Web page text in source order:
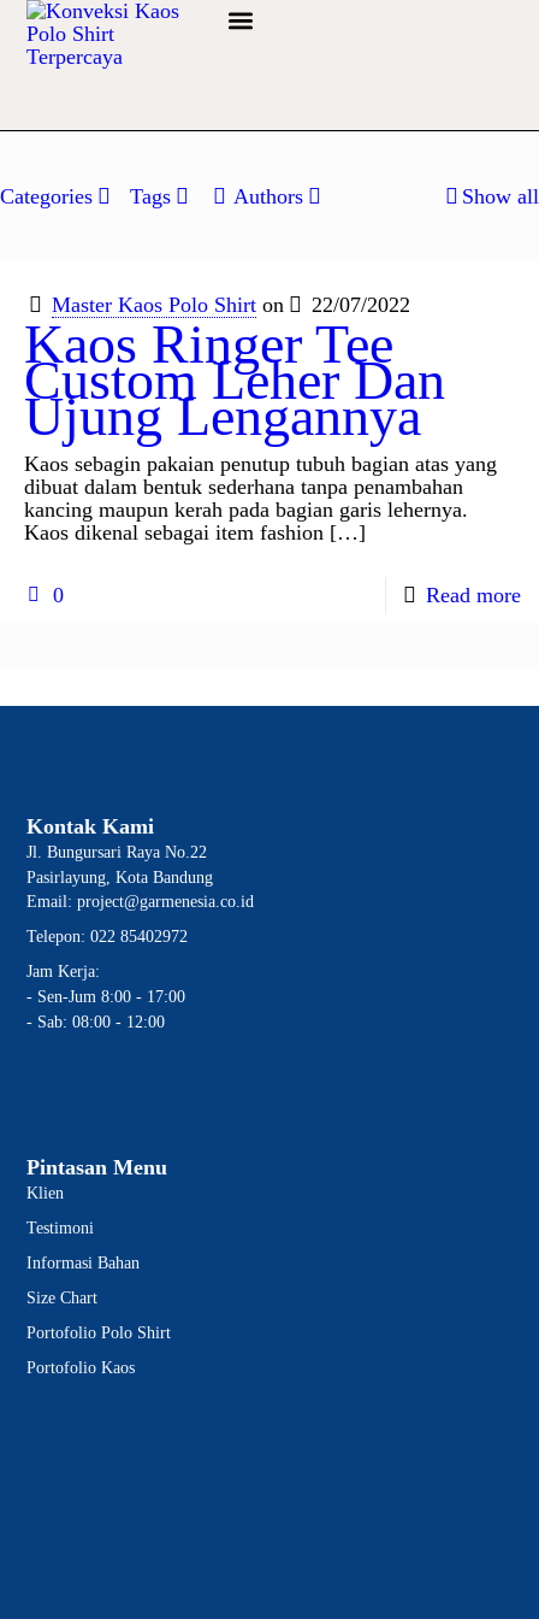
Categories Tags Authors Show all
Master Kaos Polo Shirt on 22/07/2022
Kaos Ringer Tee
Custom Leher Dan
Ujung Lengannya
Kaos sebagin pakaian penutup tubuh bagian atas yang
dibuat dalam bentuk sederhana tanpa penambahan
kancing maupun kerah pada bagian garis lehernya.
Kaos dikenal sebagai item fashion […]
0 Read more
Pintasan Menu
Klien
Testimoni
Informasi Bahan
Size Chart
Portofolio Polo Shirt
Portofolio Kaos
Kontak Kami
Jl. Bungursari Raya No.22
Pasirlayung, Kota Bandung
Email: project@garmenesia.co.id
Telepon: 022 85402972
Jam Kerja:
- Sen-Jum 8:00 - 17:00
- Sab: 08:00 - 12:00